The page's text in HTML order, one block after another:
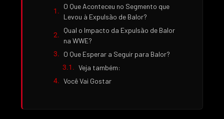
O Que Aconteceu no Segmento que
Levou à Expulsão de Balor?
Qual o Impacto da Expulsão de Balor
na WWE?
O Que Esperar a Seguir para Balor?
Veja também:
Você Vai Gostar